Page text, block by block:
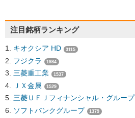
注目銘柄ランキング
キオクシア HD 3115
フジクラ 1984
三菱重工業 1537
ＪＸ金属 1529
三菱ＵＦＪフィナンシャル・グループ
ソフトバンクグループ 1379